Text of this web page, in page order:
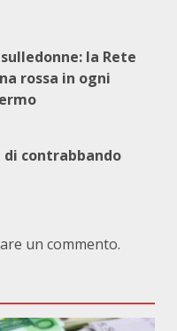
la Rete
rossa in ogni
contrabbando
un commento.